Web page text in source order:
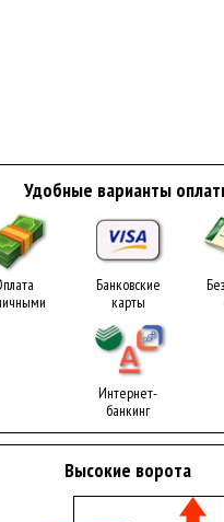
Удобные варианты
Банковские
карты
Интернет-
банкинг
Высокие ворота